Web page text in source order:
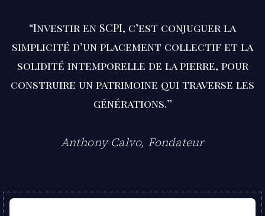
“Investir en SCPI, c’est conjuguer la
simplicité d’un placement collectif et la
solidité intemporelle de la pierre, pour
construire un patrimoine qui traverse les
générations.”
Anthony Calvo, Fondateur